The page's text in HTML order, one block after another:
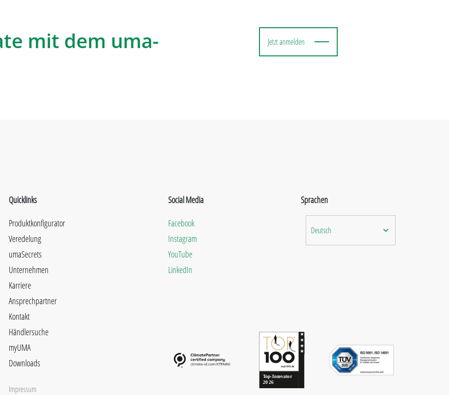
mit dem uma-
Jetzt anmelden
Quicklinks
Produktkonfigurator
Veredelung
umaSecrets
Unternehmen
Karriere
Ansprechpartner
Kontakt
Händlersuche
myUMA
Downloads
Impressum
Social Media
Facebook
Instagram
YouTube
LinkedIn
Sprachen
Deutsch